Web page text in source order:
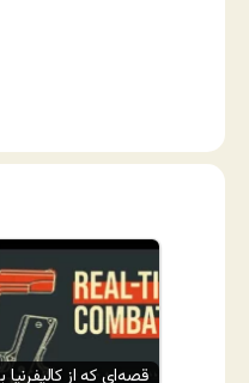
قصه‌ای که از کالیفرنیا